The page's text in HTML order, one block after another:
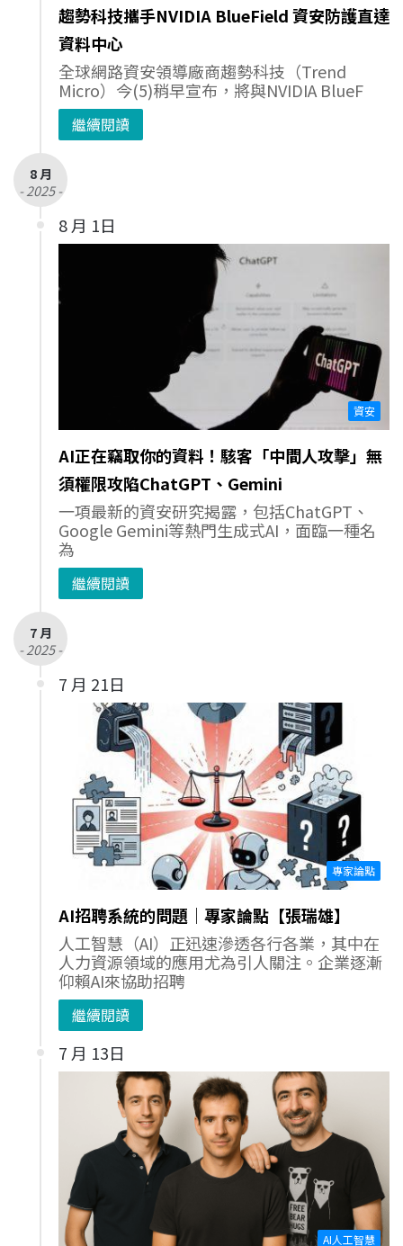
趨勢科技攜手NVIDIA BlueField 資安防護直達
資料中心
全球網路資安領導廠商趨勢科技（Trend
Micro）今(5)稍早宣布，將與NVIDIA BlueF
繼續閱讀
8 月
- 2025 -
8 月 1日
資安
AI正在竊取你的資料！駭客「中間人攻擊」無
須權限攻陷ChatGPT、Gemini
一項最新的資安研究揭露，包括ChatGPT、
Google Gemini等熱門生成式AI，面臨一種名
為
繼續閱讀
7 月
- 2025 -
7 月 21日
專家論點
AI招聘系統的問題｜專家論點【張瑞雄】
人工智慧（AI）正迅速滲透各行各業，其中在
人力資源領域的應用尤為引人關注。企業逐漸
仰賴AI來協助招聘
繼續閱讀
7 月 13日
AI人工智慧